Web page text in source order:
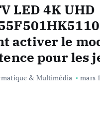
LED 4K UHD
activer le
pour les
& Multimédia
mars